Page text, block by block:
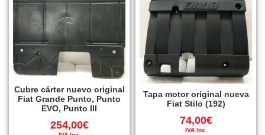
Cubre cárter nuevo original
Fiat Grande Punto, Punto
EVO, Punto III
254,00€
Tapa motor original nueva
Fiat Stilo (192)
74,00€
IVA Inc.